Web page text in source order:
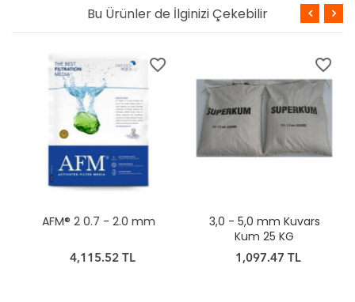
Bu Ürünler de İlginizi Çekebilir
favorite_border
AFM® 2 0.7 - 2.0 mm
4,115.52 TL
favorite_border
3,0 - 5,0 mm Kuvars
Kum 25 KG
1,097.47 TL